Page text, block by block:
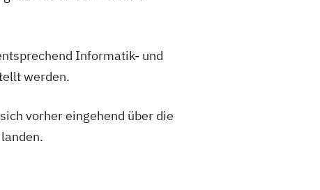
Informatik- und
werden.
vorher eingehend über die